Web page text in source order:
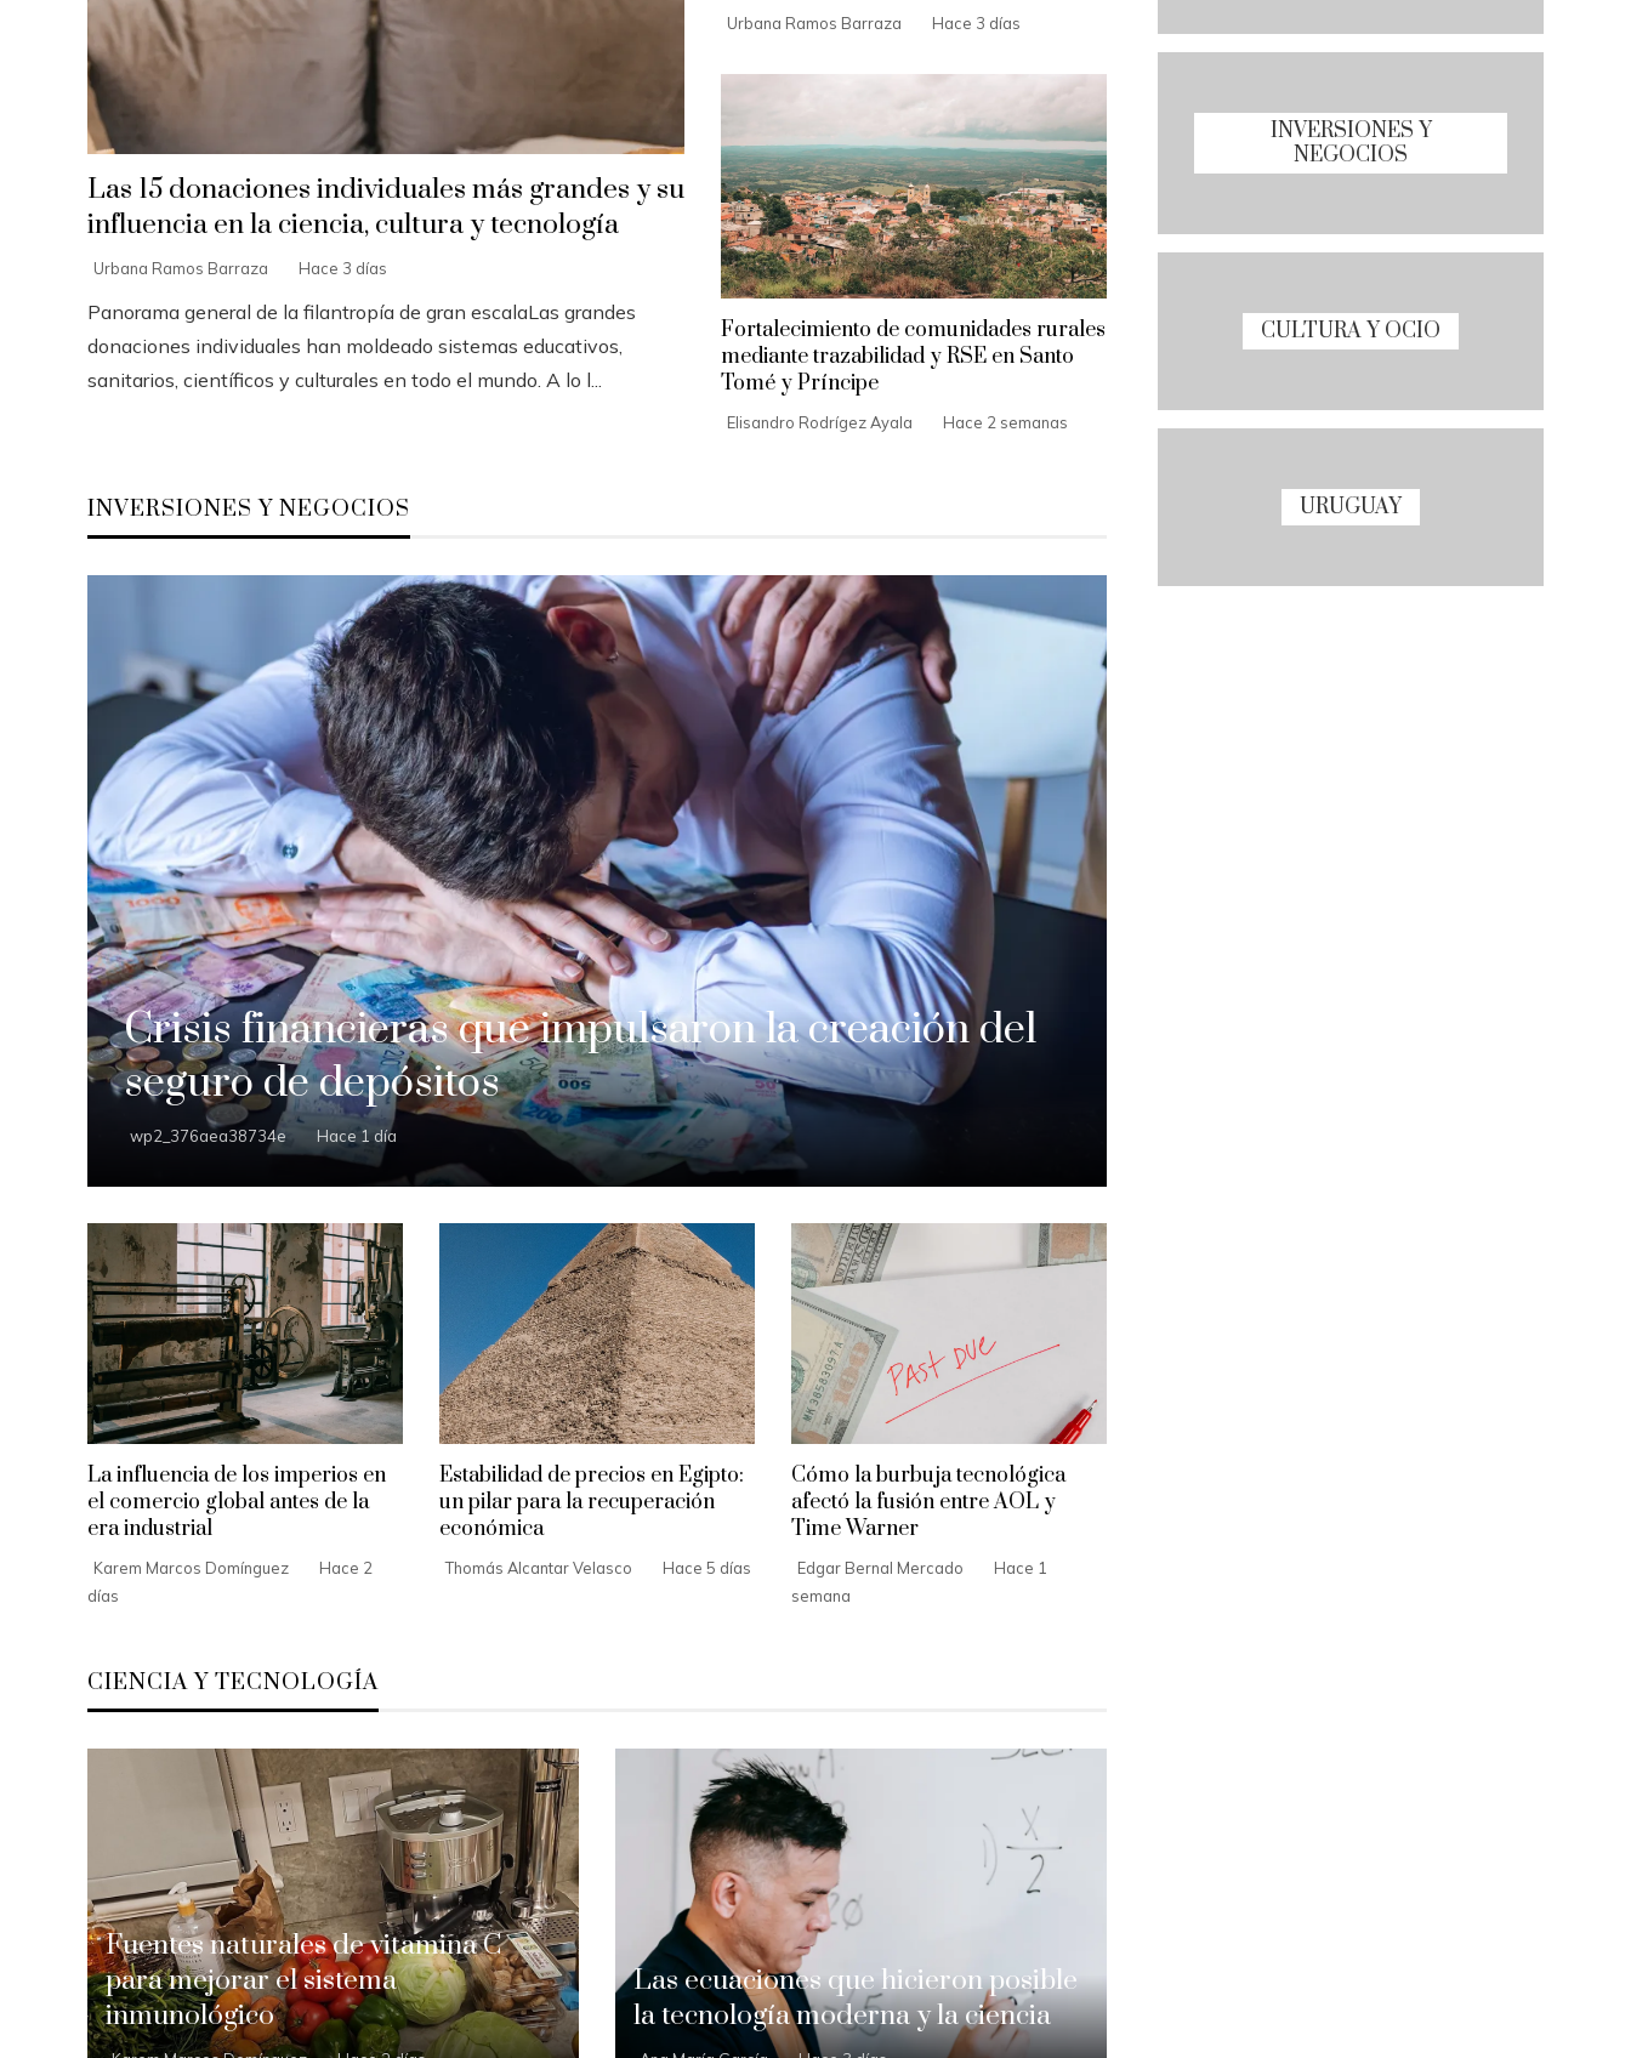
Las 15 donaciones individuales más grandes y su
influencia en la ciencia, cultura y tecnología
Urbana Ramos Barraza Hace 3 días
Panorama general de la filantropía de gran escalaLas grandes
donaciones individuales han moldeado sistemas educativos,
sanitarios, científicos y culturales en todo el mundo. A lo l...
Urbana Ramos Barraza Hace 3 días
Fortalecimiento de comunidades rurales
mediante trazabilidad y RSE en Santo
Tomé y Príncipe
Elisandro Rodrígez Ayala Hace 2 semanas
INVERSIONES Y NEGOCIOS
Crisis financieras que impulsaron la creación del
seguro de depósitos
wp2_376aea38734e Hace 1 día
La influencia de los imperios en
el comercio global antes de la
era industrial
Karem Marcos Domínguez
Hace 2
días
Estabilidad de precios en Egipto:
un pilar para la recuperación
económica
Thomás Alcantar Velasco Hace 5 días
Cómo la burbuja tecnológica
afectó la fusión entre AOL y
Time Warner
Edgar Bernal Mercado
Hace 1
semana
CIENCIA Y TECNOLOGÍA
Fuentes naturales de vitamina C
para mejorar el sistema
inmunológico
Las ecuaciones que hicieron posible
la tecnología moderna y la ciencia
INVERSIONES Y
NEGOCIOS
CULTURA Y OCIO
URUGUAY